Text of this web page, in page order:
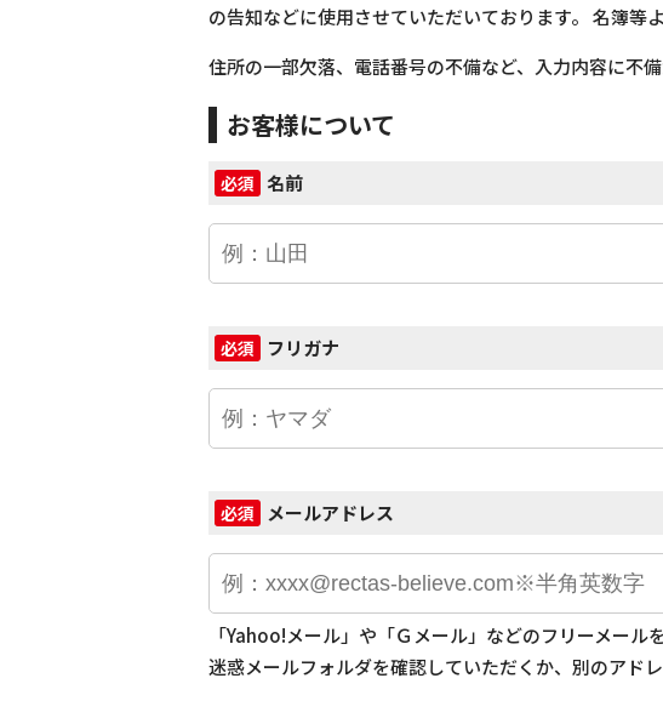
の告知などに使用させていただいております。 名簿等
住所の一部欠落、電話番号の不備など、入力内容に不
お客様について
必須 名前
必須 フリガナ
必須 メールアドレス
「Yahoo!メール」や「Ｇメール」などのフリーメー
迷惑メールフォルダを確認していただくか、別のアドレ